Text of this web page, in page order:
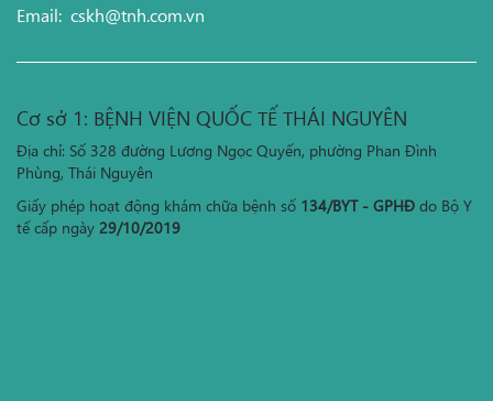
Email: cskh@tnh.com.vn
Cơ sở 1: BỆNH VIỆN QUỐC TẾ THÁI NGUYÊN
Địa chỉ: Số 328 đường Lương Ngọc Quyến, phường Phan Đình
Phùng, Thái Nguyên
Giấy phép hoạt động khám chữa bệnh số 134/BYT - GPHĐ do Bộ Y
tế cấp ngày 29/10/2019